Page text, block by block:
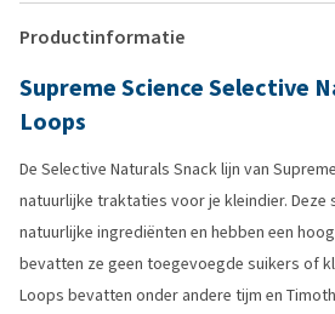
Productinformatie
Supreme Science Selective
Loops
De Selective Naturals Snack lijn van
natuurlijke traktaties voor je kleindier. Deze
natuurlijke ingrediënten en hebben een
bevatten ze geen toegevoegde suikers of
Loops bevatten onder andere tijm en